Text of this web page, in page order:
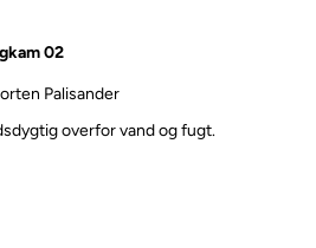
02
Palisander
overfor vand og fugt.